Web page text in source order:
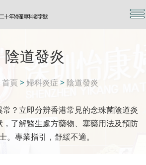
陰道發炎
首頁 >婦科炎症 > 陰道發炎
？立即分辨香港常見的念珠菌陰道炎
了解醫生處方藥物、塞藥用法及預防
。專業指引，舒緩不適。